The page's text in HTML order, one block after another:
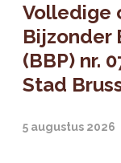
Volledige
Bijzonder
(BBP) nr.
Stad
5 augustus 2026